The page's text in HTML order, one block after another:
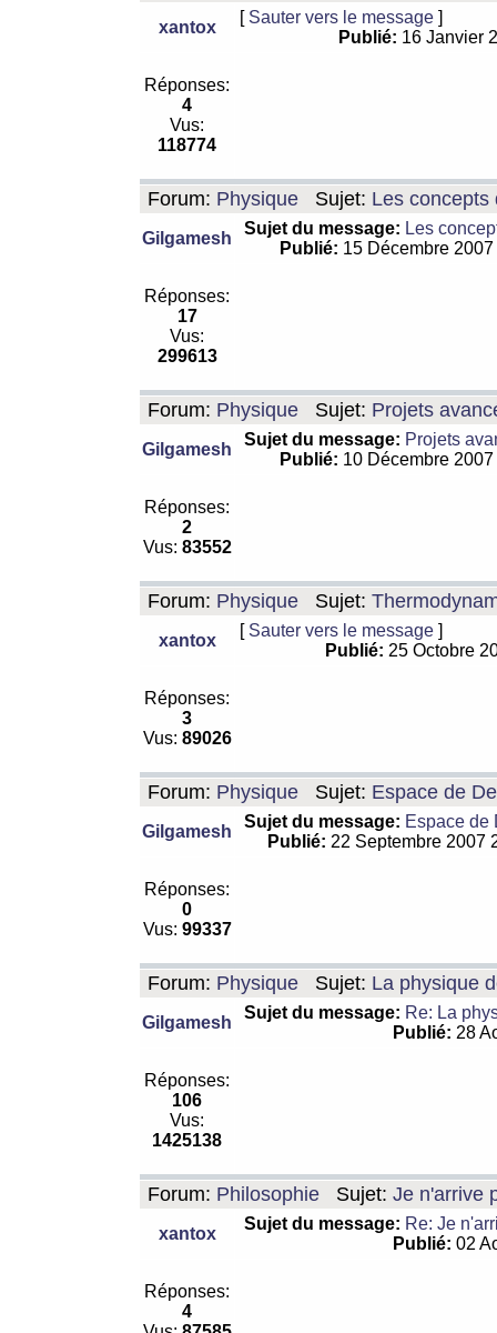
xantox
[ Sauter vers le message ]
Publié: 16 Janvier
Réponses:
4
Vus:
118774
Forum: Physique Sujet: Les concepts
Gilgamesh
Sujet du message: Les
Publié: 15 Décembre
Réponses:
17
Vus:
299613
Forum: Physique Sujet: Projets
Gilgamesh
Sujet du message: Projets
Publié: 10 Décembre
Réponses:
2
Vus: 83552
Forum: Physique Sujet:
xantox
[ Sauter vers le message ]
Publié: 25 Octobre
Réponses:
3
Vus: 89026
Forum: Physique Sujet: Espace de
Gilgamesh
Sujet du message: Espace de
Publié: 22 Septembre 2007
Réponses:
0
Vus: 99337
Forum: Physique Sujet: La physique
Gilgamesh
Sujet du message: Re: La
Publié: 28
Réponses:
106
Vus:
1425138
Forum: Philosophie Sujet: Je n'arrive
xantox
Sujet du message: Re: Je
Publié: 02
Réponses:
4